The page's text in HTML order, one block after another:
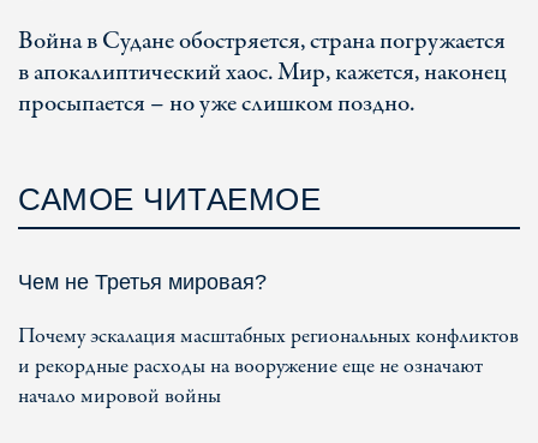
Война в Судане обостряется, страна погружается
в апокалиптический хаос. Мир, кажется, наконец
просыпается – но уже слишком поздно.
САМОЕ ЧИТАЕМОЕ
Чем не Третья мировая?
Почему эскалация масштабных региональных конфликтов
и рекордные расходы на вооружение еще не означают
начало мировой войны